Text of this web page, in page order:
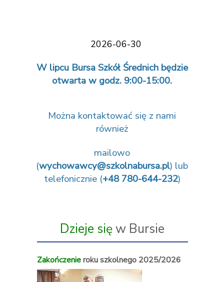
2026-06-30
W lipcu Bursa Szkół Średnich będzie
otwarta w godz. 9:00-15:00.
Można kontaktować się z nami
również
mailowo
(wychowawcy@szkolnabursa.pl) lub
telefonicznie (+48 780-644-232)
Dzieje sięw Bursie
Zakończenieroku szkolnego 2025/2026